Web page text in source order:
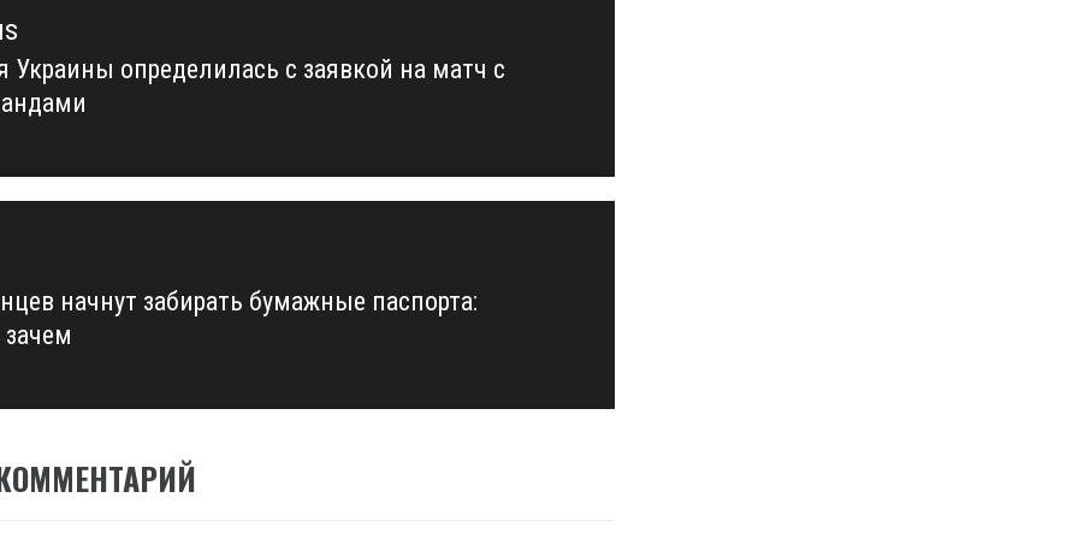
Украины определилась с заявкой на матч с
начнут забирать бумажные паспорта:
зачем